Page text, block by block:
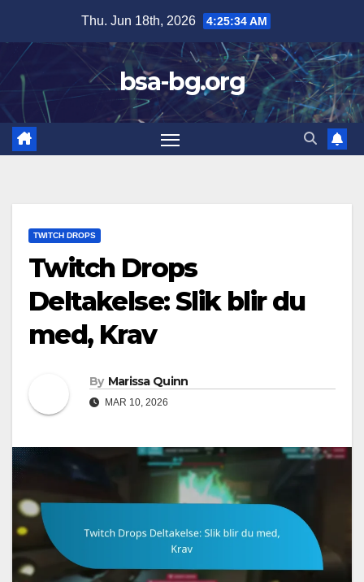
content
Thu. Jun 18th, 2026 4:25:35 AM
bsa-bg.org
TWITCH DROPS
Twitch Drops
Deltakelse: Slik blir du
med, Krav
By Marissa Quinn
MAR 10, 2026